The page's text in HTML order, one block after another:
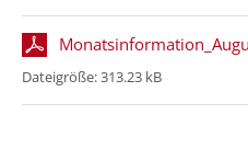
Dateigröße:313.23 kB